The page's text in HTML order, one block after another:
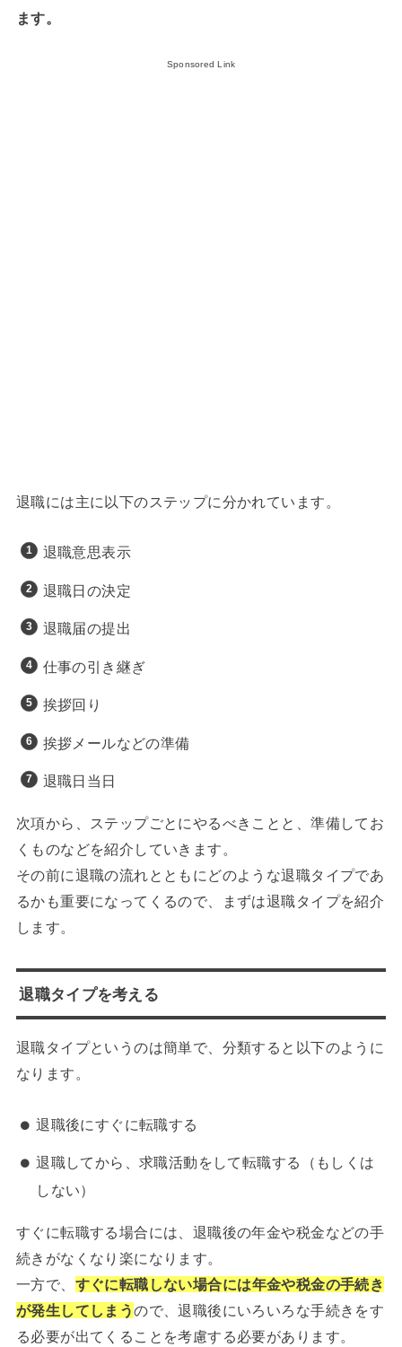
ます。
Sponsored Link
退職には主に以下のステップに分かれています。
退職意思表示
退職日の決定
退職届の提出
仕事の引き継ぎ
挨拶回り
挨拶メールなどの準備
退職日当日
次項から、ステップごとにやるべきことと、準備してお
くものなどを紹介していきます。
その前に退職の流れとともにどのような退職タイプであ
るかも重要になってくるので、まずは退職タイプを紹介
します。
退職タイプを考える
退職タイプというのは簡単で、分類すると以下のように
なります。
退職後にすぐに転職する
退職してから、求職活動をして転職する（もしくは
しない）
すぐに転職する場合には、退職後の年金や税金などの手
続きがなくなり楽になります。
一方で、 すぐに転職しない場合には年金や税金の手続き
が発生してしまうので、退職後にいろいろな手続きをす
る必要が出てくることを考慮する必要があります。